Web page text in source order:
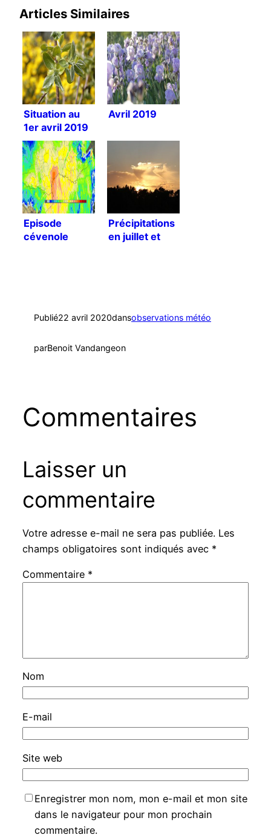
Articles Similaires
Situation au
1er avril 2019
Avril 2019
Episode
cévenole
Précipitations
en juillet et
Publié22 avril 2020dansobservations météo
parBenoit Vandangeon
Commentaires
Laisser un
commentaire
Votre adresse e-mail ne sera pas publiée. Les
champs obligatoires sont indiqués avec *
Commentaire *
Nom
E-mail
Site web
Enregistrer mon nom, mon e-mail et mon site
dans le navigateur pour mon prochain
commentaire.